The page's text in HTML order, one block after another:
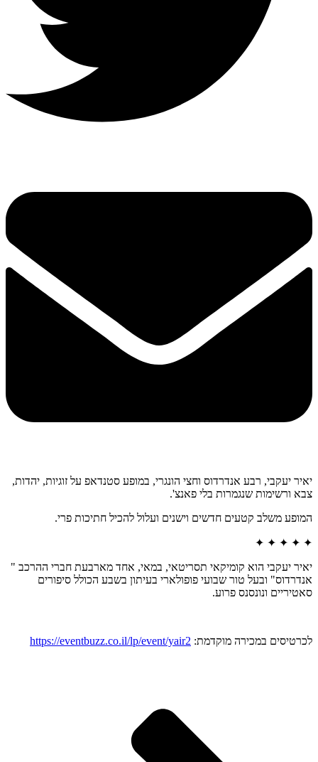
יאיר יעקבי, רבע אנדרדוס וחצי הונגרי, במופע סטנדאפ על זוגיות, יהדות,
צבא ורשימות שנגמרות בלי פאנצ'.
המופע משלב קטעים חדשים וישנים ועלול להכיל חתיכות פרי.
✦ ✦ ✦ ✦ ✦
יאיר יעקבי הוא קומיקאי תסריטאי, במאי, אחד מארבעת חברי ההרכב "
אנדרדוס" ובעל טור שבועי פופולארי בעיתון בשבע הכולל סיפורים
סאטיריים ונונסנס פרוע.
לכרטיסים במכירה מוקדמת: https://eventbuzz.co.il/lp/event/yair2